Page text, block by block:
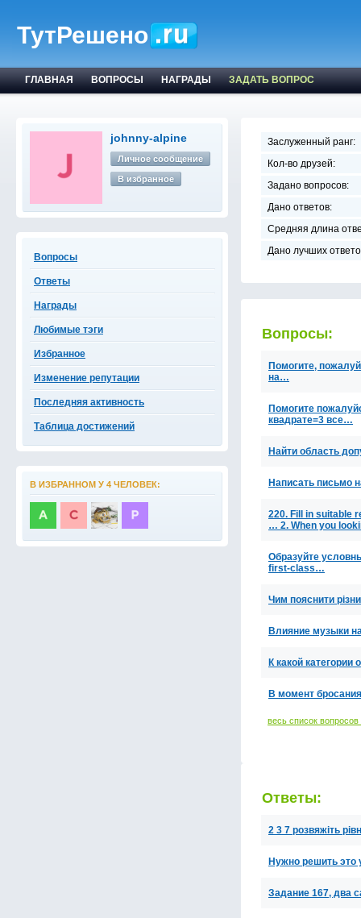
ТутРешено
ГЛАВНАЯ ВОПРОСЫ НАГРАДЫ ЗАДАТЬ ВОПРОС
johnny-alpine
Личное сообщение
В избранное
Вопросы
Ответы
Награды
Любимые тэги
Избранное
Изменение репутации
Последняя активность
Таблица достижений
В ИЗБРАННОМ У 4 ЧЕЛОВЕК:
Заслуженный ранг:
Кол-во друзей:
Задано вопросов:
Дано ответов:
Средняя длина
Дано лучших
Вопросы:
Помогите,
на…
Помогите
квадрате=3 все…
Найти область
Написать письмо
220. Fill in suitable
… 2. When you
Образуйте
first-class…
Чим пояснити
Влияние музыки
К какой
В момент
весь список вопросов
Ответы:
2 3 7 розвяжіть
Нужно решить это
Задание 167, два